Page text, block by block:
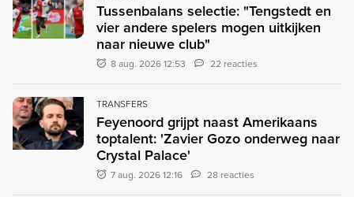
Tussenbalans selectie: "Tengstedt en
vier andere spelers mogen uitkijken
naar nieuwe club"
8 aug. 2026 12:53 22 reacties
TRANSFERS
Feyenoord grijpt naast Amerikaans
toptalent: 'Zavier Gozo onderweg naar
Crystal Palace'
7 aug. 2026 12:16 28 reacties